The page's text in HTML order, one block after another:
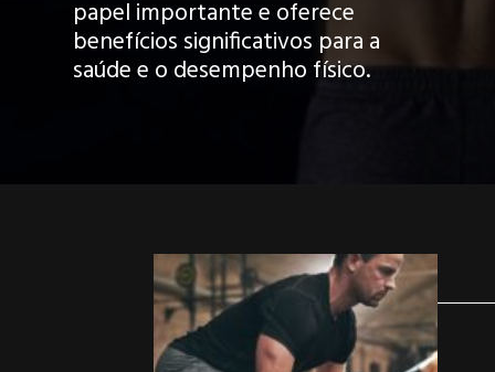
papel importante e oferece
benefícios significativos para a
saúde e o desempenho físico.